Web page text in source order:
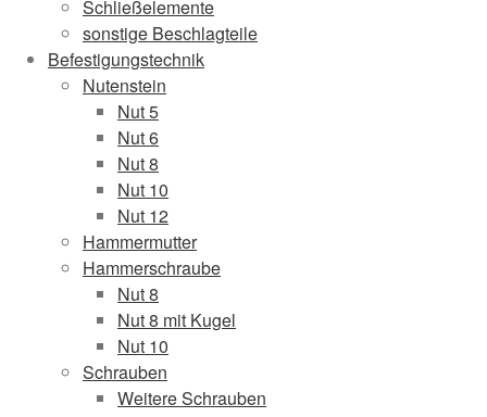
Schließelemente
sonstige Beschlagteile
Befestigungstechnik
Nutenstein
Nut 5
Nut 6
Nut 8
Nut 10
Nut 12
Hammermutter
Hammerschraube
Nut 8
Nut 8 mit Kugel
Nut 10
Schrauben
Weitere Schrauben